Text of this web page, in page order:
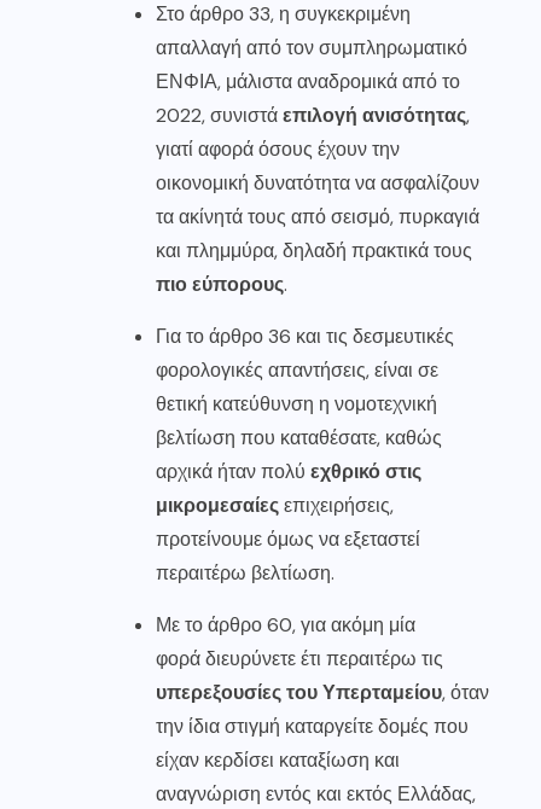
Στο άρθρο 33, η συγκεκριμένη
απαλλαγή από τον συμπληρωματικό
ΕΝΦΙΑ, μάλιστα αναδρομικά από το
2022, συνιστάεπιλογή ανισότητας,
γιατί αφορά όσους έχουν την
οικονομική δυνατότητα να ασφαλίζουν
τα ακίνητά τους από σεισμό, πυρκαγιά
και πλημμύρα, δηλαδή πρακτικά τους
πιο εύπορους.
Για το άρθρο 36 και τις δεσμευτικές
φορολογικές απαντήσεις, είναι σε
θετική κατεύθυνση η νομοτεχνική
βελτίωση που καταθέσατε, καθώς
αρχικά ήταν πολύ εχθρικό στις
μικρομεσαίεςεπιχειρήσεις,
προτείνουμε όμως να εξεταστεί
περαιτέρω βελτίωση.
Με το άρθρο 60, για ακόμη μία
φορά διευρύνετε έτι περαιτέρω τις
υπερεξουσίες του Υπερταμείου, όταν
την ίδια στιγμή καταργείτε δομές που
είχαν κερδίσει καταξίωση και
αναγνώριση εντός και εκτός Ελλάδας,